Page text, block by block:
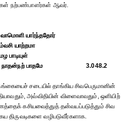
நற்பண்பாளர்கள் ஆவர்.
வாமொளி யார்ந்ததோர்
யாற்றமா
பாடியுள்
பாதமே
3.048.2
கங்கையைச் சடையில் தாங்கிய சிவபெருமானின்
அவ்விதியின் விளைவாவதும், ஒளியிற்
கசியவைத்துத் தன்வயப்படுத்தும் சிவ
வழிபடுவீர்களாக.